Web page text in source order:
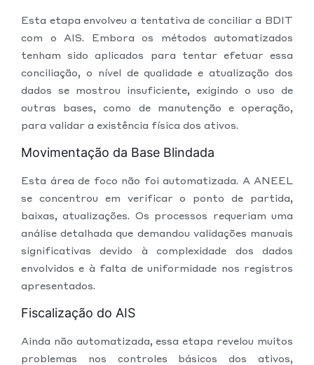
Esta etapa envolveu a tentativa de conciliar a BDIT
com o AIS. Embora os métodos automatizados
tenham sido aplicados para tentar efetuar essa
conciliação, o nível de qualidade e atualização dos
dados se mostrou insuficiente, exigindo o uso de
outras bases, como de manutenção e operação,
para validar a existência física dos ativos.
Movimentação da Base Blindada
Esta área de foco não foi automatizada. A ANEEL
se concentrou em verificar o ponto de partida,
baixas, atualizações. Os processos requeriam uma
análise detalhada que demandou validações manuais
significativas devido à complexidade dos dados
envolvidos e à falta de uniformidade nos registros
apresentados.
Fiscalização do AIS
Ainda não automatizada, essa etapa revelou muitos
problemas nos controles básicos dos ativos,